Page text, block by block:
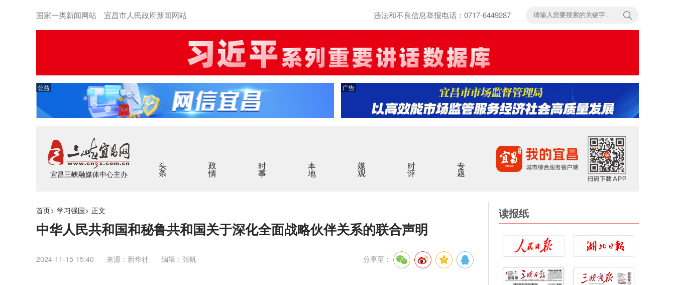
国家一类新闻网站 宜昌市人民政府新闻网站 违法和不良信息举报电话：0717-6449287
公益 广告
宜昌三峡融媒体中心主办
头条 政情 时事 本地 媒观 时评 专题
首页> 学习强国> 正文
中华人民共和国和秘鲁共和国关于深化全面战略伙伴关系的联合声明
2024-11-15 15:40 来源：新华社 编辑：张帆 分享至：
读报纸